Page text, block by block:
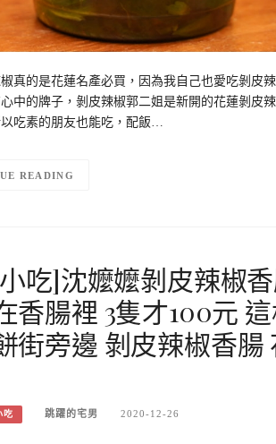
真的是花蓮名產必買，因為我自己也愛吃剝皮
中的牌子，剝皮辣椒郭二姐是新開的花蓮剝皮
吃素的朋友也能吃，配飯…
READING
吃]沈嬤嬤剝皮辣椒
香腸裡 3隻才100元
街旁邊 剝皮辣椒香
吃 跳躍的宅男 2020-12-26